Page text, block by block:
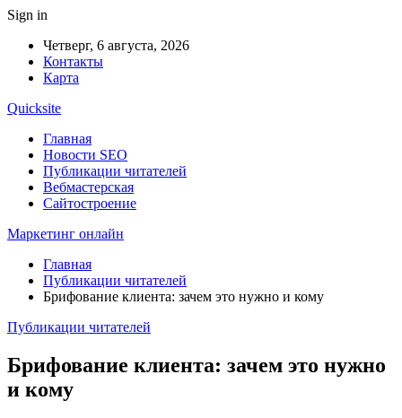
Sign in
Четверг, 6 августа, 2026
Контакты
Карта
Quicksite
Главная
Новости SEO
Публикации читателей
Вебмастерская
Сайтостроение
Маркетинг онлайн
Главная
Публикации читателей
Брифование клиента: зачем это нужно и кому
Публикации читателей
Брифование клиента: зачем это нужно
и кому